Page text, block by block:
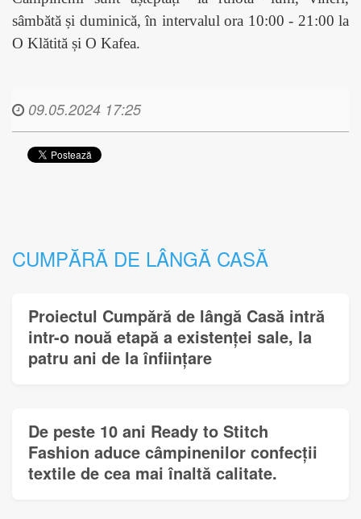
sâmbătă și duminică, în intervalul ora 10:00 - 21:00 la
O Klătită și O Kafea.
09.05.2024 17:25
CUMPĂRĂ DE LÂNGĂ CASĂ
Proiectul Cumpără de lângă Casă intră
intr-o nouă etapă a existenței sale, la
patru ani de la înființare
De peste 10 ani Ready to Stitch
Fashion aduce câmpinenilor confecții
textile de cea mai înaltă calitate.